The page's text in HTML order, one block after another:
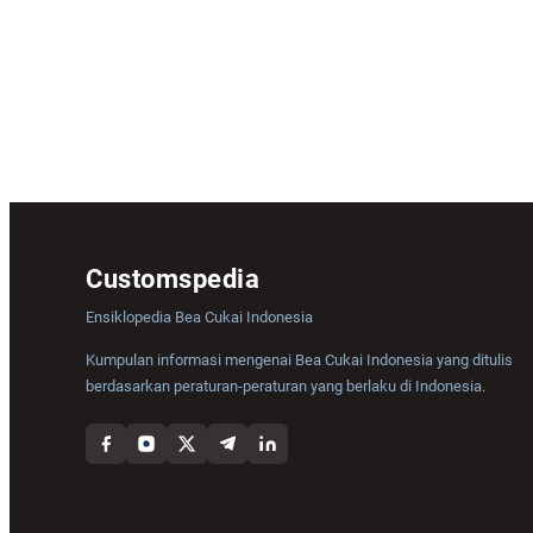
Customspedia
Ensiklopedia Bea Cukai Indonesia
Kumpulan informasi mengenai Bea Cukai Indonesia yang ditulis
berdasarkan peraturan-peraturan yang berlaku di Indonesia.